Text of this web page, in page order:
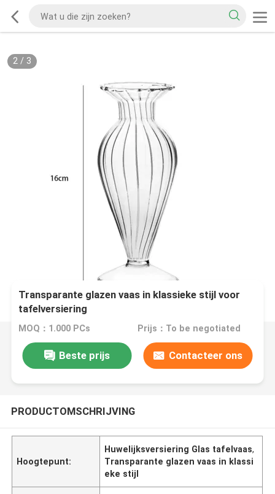
2/ 3
Transparante glazen vaas in klassieke stijl voor
tafelversiering
MOQ：1.000 PCs Prijs：To be negotiated
Beste prijs Contacteer ons
PRODUCTOMSCHRIJVING
Hoogtepunt:
Huwelijksversiering Glas tafelvaas,
Transparante glazen vaas in klassi
eke stijl